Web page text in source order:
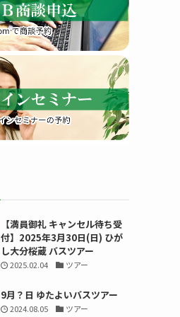
す
る
【満員御礼 キャンセル待ち受
付】2025年3月30日(日) ひが
し大分桜蔵 バスツアー
2025.02.04 ツアー
9月？日 ゆたよいバスツアー
2024.08.05 ツアー